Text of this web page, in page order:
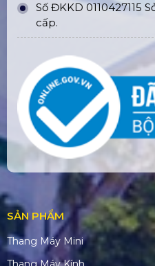
Số ĐKKD 0110427115
cấp.
SẢN PHẨM
Thang Máy Mini